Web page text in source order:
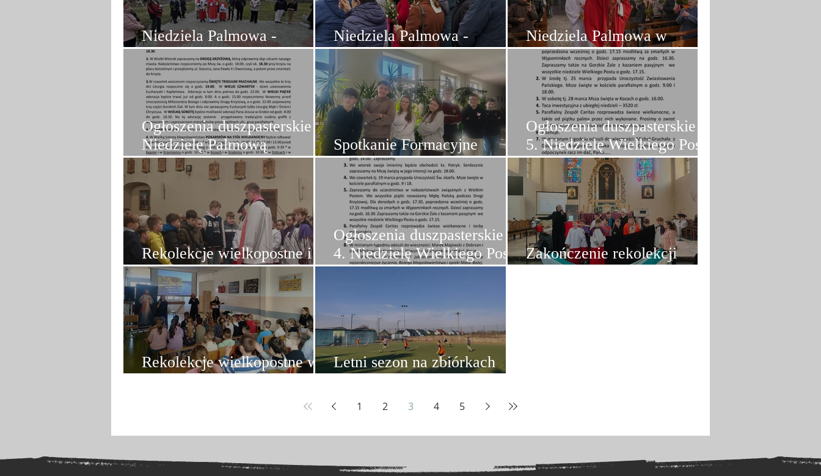
Niedziela Palmowa -
Odargowo
Niedziela Palmowa -
Szadzko
Niedziela Palmowa w
Dobrzanach
Ogłoszenia duszpasterskie na
Niedzielę Palmową
(29.03.2026)
Spotkanie Formacyjne
Młodych - marzec
Ogłoszenia duszpasterskie na
5. Niedzielę Wielkiego Postu
(22.03.2026)
Rekolekcje wielkopostne i
odpust w Kępnie
Ogłoszenia duszpasterskie na
4. Niedzielę Wielkiego Postu
(15.03.2026)
Zakończenie rekolekcji
Rekolekcje wielkopostne w
Letni sezon na zbiórkach
1 2 3 4 5